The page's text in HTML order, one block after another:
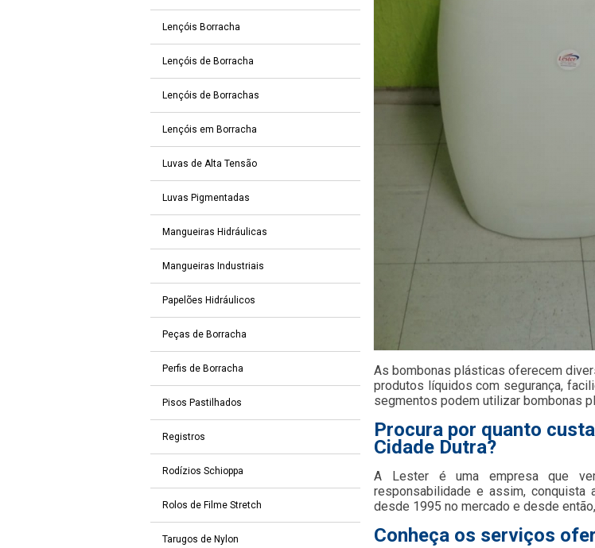
Lençóis Borracha
Lençóis de Borracha
Lençóis de Borrachas
Lençóis em Borracha
Luvas de Alta Tensão
Luvas Pigmentadas
Mangueiras Hidráulicas
Mangueiras Industriais
Papelões Hidráulicos
Peças de Borracha
Perfis de Borracha
Pisos Pastilhados
Registros
Rodízios Schioppa
Rolos de Filme Stretch
Tarugos de Nylon
As bombonas plásticas oferecem
produtos líquidos com segurança,
segmentos podem utilizar bombonas
Procura por quanto
Cidade Dutra?
A Lester é uma empresa que
responsabilidade e assim,
desde 1995 no mercado e desde
Conheça os serviços